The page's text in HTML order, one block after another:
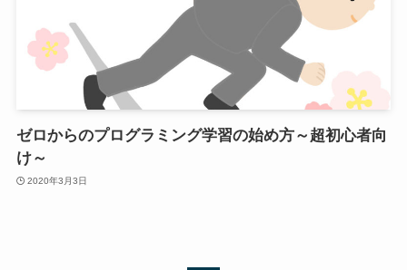
ゼロからのプログラミング学習の始め方～超初心者向
け～
2020年3月3日